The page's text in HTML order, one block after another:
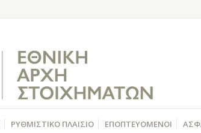
ΡΥΘΜΙΣΤΙΚΟ ΠΛΑΙΣΙΟ ΕΠΟΠΤΕΥΟΜΕΝΟΙ